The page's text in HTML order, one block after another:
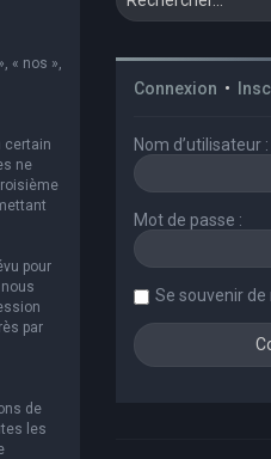
« nos »,
certain
ne
pour
par
de
les
Connexion •
Nom d’utilisateur :
Mot de passe :
Se souvenir de